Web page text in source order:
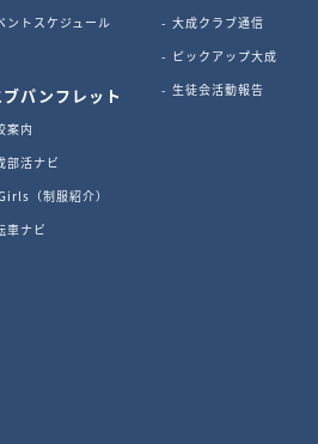
ントスケジュール
パンフレット
案内
部活ナビ
（制服紹介）
車ナビ
大成クラブ通信
ピックアップ大成
生徒会活動報告